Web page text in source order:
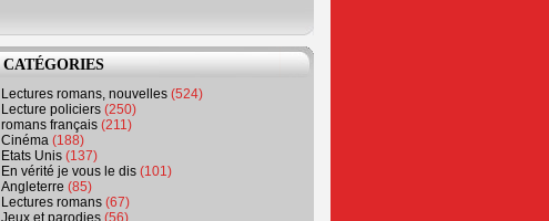
CATÉGORIES
Lectures romans, nouvelles (524)
Lecture policiers (250)
romans français (211)
Cinéma (188)
Etats Unis (137)
En vérité je vous le dis (101)
Angleterre (85)
Lectures romans (67)
Jeux et parodies (56)